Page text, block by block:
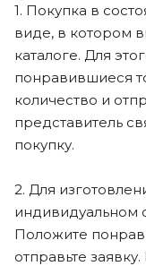
1. Покупка в
виде, в котором
каталоге. Для
понравившиеся
количество и
представитель
покупку.
2. Для
индивидуальном
Положите
отправьте